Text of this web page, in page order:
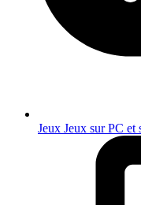
Jeux Jeux sur PC et